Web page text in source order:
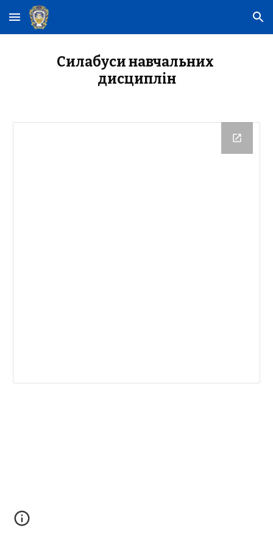
Skip to main content Skip to navigation
Силабуси навчальних
дисциплін